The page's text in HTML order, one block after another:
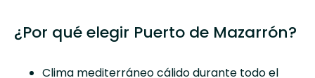
¿Por qué elegir Puerto de Mazarrón?
Clima mediterráneo cálido durante todo el